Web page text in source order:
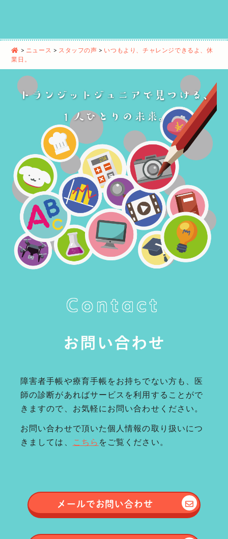
> ニュース > スタッフの声 > いつもより、チャレンジできるよ、休
業日。
Contact
お問い合わせ
障害者手帳や療育手帳をお持ちでない方も、医
師の診断があればサービスを利用することがで
きますので、お気軽にお問い合わせください。
お問い合わせで頂いた個人情報の取り扱いにつ
きましては、
こちら をご覧ください。
メールでお問い合わせ